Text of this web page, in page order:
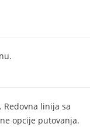
Redovna linija sa
opcije putovanja.